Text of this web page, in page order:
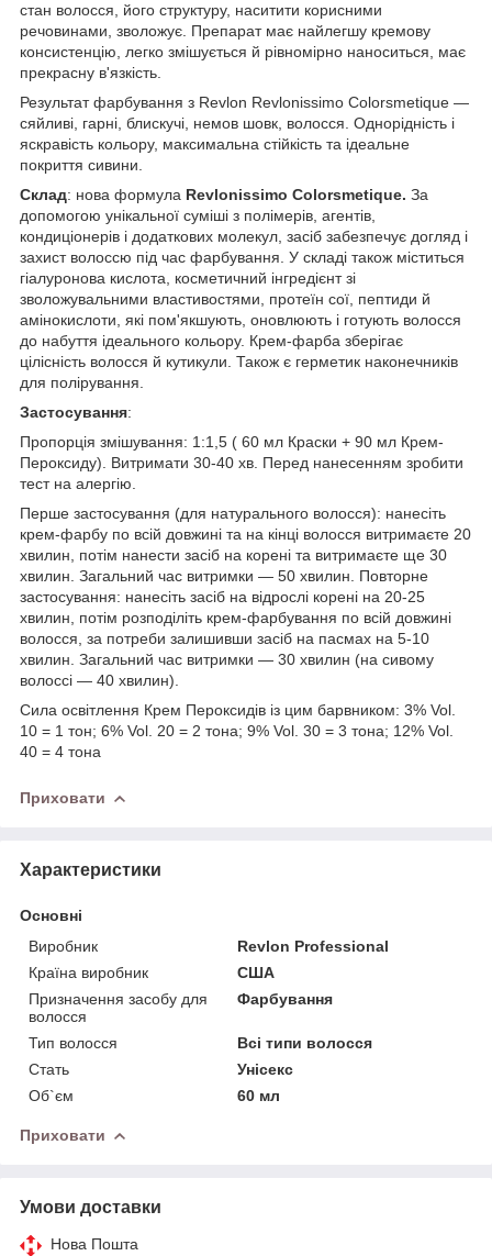
стан волосся, його структуру, наситити корисними
речовинами, зволожує. Препарат має найлегшу кремову
консистенцію, легко змішується й рівномірно наноситься, має
прекрасну в'язкість.
Результат фарбування з Revlon Revlonissimo Colorsmetique —
сяйливі, гарні, блискучі, немов шовк, волосся. Однорідність і
яскравість кольору, максимальна стійкість та ідеальне
покриття сивини.
Склад: нова формула Revlonissimo Colorsmetique. За
допомогою унікальної суміші з полімерів, агентів,
кондиціонерів і додаткових молекул, засіб забезпечує догляд і
захист волоссю під час фарбування. У складі також міститься
гіалуронова кислота, косметичний інгредієнт зі
зволожувальними властивостями, протеїн сої, пептиди й
амінокислоти, які пом'якшують, оновлюють і готують волосся
до набуття ідеального кольору. Крем-фарба зберігає
цілісність волосся й кутикули. Також є герметик наконечників
для полірування.
Застосування:
Пропорція змішування: 1:1,5 ( 60 мл Краски + 90 мл Крем-
Пероксиду). Витримати 30-40 хв. Перед нанесенням зробити
тест на алергію.
Перше застосування (для натурального волосся): нанесіть
крем-фарбу по всій довжині та на кінці волосся витримаєте 20
хвилин, потім нанести засіб на корені та витримаєте ще 30
хвилин. Загальний час витримки — 50 хвилин. Повторне
застосування: нанесіть засіб на відрослі корені на 20-25
хвилин, потім розподіліть крем-фарбування по всій довжині
волосся, за потреби залишивши засіб на пасмах на 5-10
хвилин. Загальний час витримки — 30 хвилин (на сивому
волоссі — 40 хвилин).
Сила освітлення Крем Пероксидів із цим барвником: 3% Vol.
10 = 1 тон; 6% Vol. 20 = 2 тона; 9% Vol. 30 = 3 тона; 12% Vol.
40 = 4 тона
Приховати
Характеристики
Основні
Виробник
Revlon Professional
Країна виробник
США
Призначення засобу для
волосся
Фарбування
Тип волосся
Всі типи волосся
Стать
Унісекс
Об`єм
60 мл
Приховати
Умови доставки
Нова Пошта